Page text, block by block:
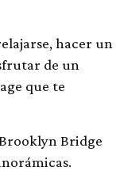
hacer un
de un
que te
Bridge